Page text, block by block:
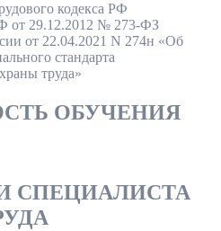
кодекса РФ
от 29.12.2012 № 273-ФЗ
от 22.04.2021 N 274н «Об
стандарта
труда»
ОБУЧЕНИЯ
СПЕЦИАЛИСТА